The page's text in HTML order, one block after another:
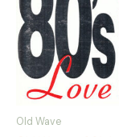
Old Wave